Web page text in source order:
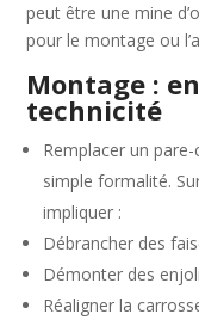
peut être une mine
pour le montage ou
Montage :
technicité
Remplacer un
simple formalité.
impliquer :
Débrancher des
Démonter des
Réaligner la